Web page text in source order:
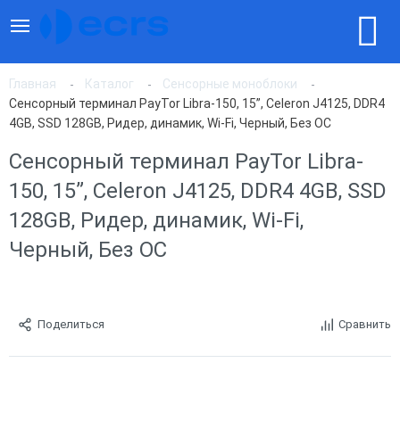
Главная Каталог
Сенсорные моноблоки
Сенсорный терминал PayTor Libra-150, 15”, Celeron J4125, DDR4
4GB, SSD 128GB, Ридер, динамик, Wi-Fi, Черный, Без ОС
Сенсорный терминал PayTor Libra-
150, 15”, Celeron J4125, DDR4 4GB, SSD
128GB, Ридер, динамик, Wi-Fi,
Черный, Без ОС
Поделиться Сравнить